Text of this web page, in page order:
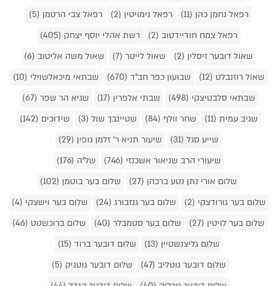
רפאל נחמן כהן (11)
רפאל נימויטין (2)
רפאל צבי הרטמן (5)
רפאל צמח חודיידטוב (2)
רשת אהלי יוסף יצחק (405)
שאול דובער זיסלין (2)
שאול לייטר (7)
שאול משה אליטוב (6)
שאול רוזנבלט (12)
שבועון כפר חב"ד (670)
שבתאי מיכאלשוילי (10)
שבתאי סלבטיצקי (498)
שבתי אלפרין (17)
שגיא הר שפר (67)
שגיב עמית (11)
שחר וולף (84) שטיינבך שול (3)
שידוכים (142)
שייע סגל (31)
שיעור תניא ר' זלמן גופין (29)
שיעורי הרב שניאור אשכנזי (746)
של"ה (176)
שלום אורי נתן נטע ברכהן (27)
שלום בער בוטמן (102)
שלום בער גורודצקי (2)
שלום בער גנזבורג (24)
שלום בער וישצקי (4)
שלום בער לויטין (27)
שלום בער סטמבלר (40)
שלום ברוכשטט (46)
שלום גליצנשטיין (13)
שלום דובער ברוד (15)
שלום דובער גוטליב (47)
שלום דובער גוטניק (5)